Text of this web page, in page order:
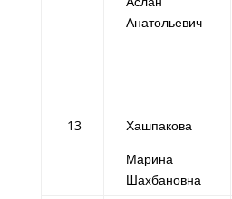
Анатольевич
13
Хашпакова
Марина
Шахбановна